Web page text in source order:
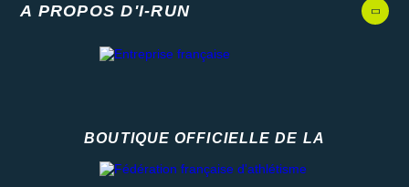
A PROPOS D'I-RUN
BOUTIQUE OFFICIELLE DE LA